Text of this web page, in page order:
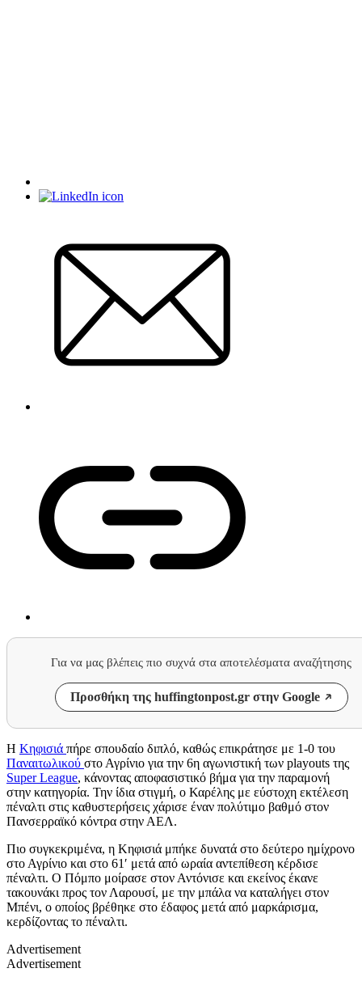
Για να μας βλέπεις πιο συχνά στα αποτελέσματα αναζήτησης
Προσθήκη της huffingtonpost.gr στην Google
Η Κηφισιά πήρε σπουδαίο διπλό, καθώς επικράτησε με 1-0 του
Παναιτωλικού στο Αγρίνιο για την 6η αγωνιστική των playouts της
Super League, κάνοντας αποφασιστικό βήμα για την παραμονή
στην κατηγορία. Την ίδια στιγμή, ο Καρέλης με εύστοχη εκτέλεση
πέναλτι στις καθυστερήσεις χάρισε έναν πολύτιμο βαθμό στον
Πανσερραϊκό κόντρα στην ΑΕΛ.
Πιο συγκεκριμένα, η Κηφισιά μπήκε δυνατά στο δεύτερο ημίχρονο
στο Αγρίνιο και στο 61′ μετά από ωραία αντεπίθεση κέρδισε
πέναλτι. Ο Πόμπο μοίρασε στον Αντόνισε και εκείνος έκανε
τακουνάκι προς τον Λαρουσί, με την μπάλα να καταλήγει στον
Μπένι, ο οποίος βρέθηκε στο έδαφος μετά από μαρκάρισμα,
κερδίζοντας το πέναλτι.
Advertisement
Advertisement